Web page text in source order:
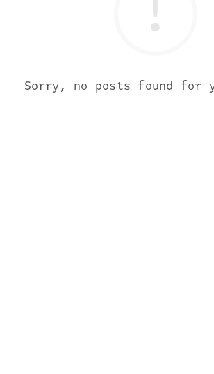
Sorry, no posts found for